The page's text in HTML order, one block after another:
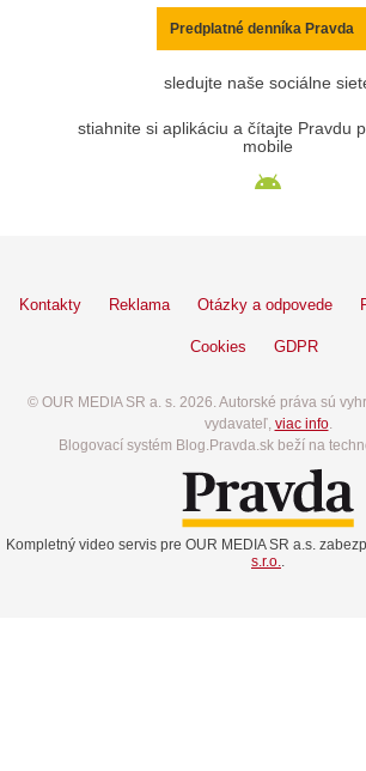
Predplatné denníka Pravda
sledujte naše sociálne
stiahnite si aplikáciu a čítajte Pravdu
mobile
Kontakty Reklama Otázky a odpovede
Cookies GDPR
© OUR MEDIA SR a. s. 2026. Autorské práva sú
vydavateľ, viac info.
Blogovací systém Blog.Pravda.sk beží na
Kompletný video servis pre OUR MEDIA SR a.s.
s.r.o..